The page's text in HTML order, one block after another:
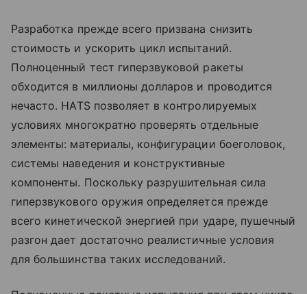
Разработка прежде всего призвана снизить
стоимость и ускорить цикл испытаний.
Полноценный тест гиперзвуковой ракеты
обходится в миллионы долларов и проводится
нечасто. HATS позволяет в контролируемых
условиях многократно проверять отдельные
элементы: материалы, конфигурации боеголовок,
системы наведения и конструктивные
компоненты. Поскольку разрушительная сила
гиперзвукового оружия определяется прежде
всего кинетической энергией при ударе, пушечный
разгон дает достаточно реалистичные условия
для большинства таких исследований.